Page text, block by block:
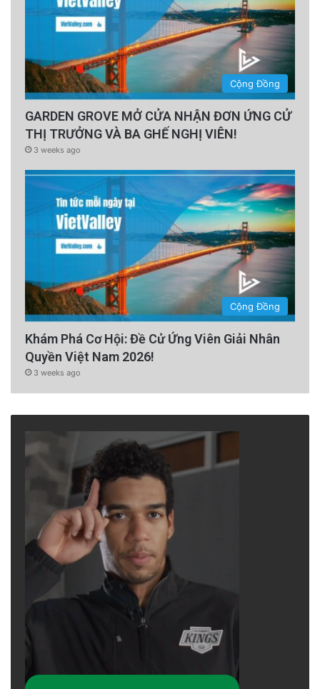
Cộng Đồng
GARDEN GROVE MỞ CỬA NHẬN ĐƠN ỨNG CỬ
THỊ TRƯỞNG VÀ BA GHẾ NGHỊ VIÊN!
3 weeks ago
Cộng Đồng
Khám Phá Cơ Hội: Đề Cử Ứng Viên Giải Nhân
Quyền Việt Nam 2026!
3 weeks ago